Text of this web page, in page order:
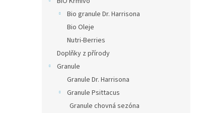
Bio granule Dr. Harrisona
Bio Oleje
Nutri-Berries
Doplňky z přírody
Granule
Granule Dr. Harrisona
Granule Psittacus
Granule chovná sezóna